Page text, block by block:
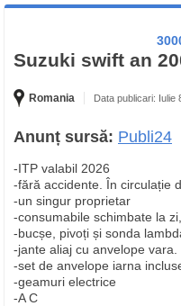
Suzuki swift an
Romania Data publicari: Iulie
Anunț sursă: Publi24
-ITP valabil 2026
-fără accidente. În circulație
-un singur proprietar
-consumabile schimbate la
-bucșe, pivoți și sonda
-jante aliaj cu anvelope vara.
-set de anvelope iarna
-geamuri electrice
-A C